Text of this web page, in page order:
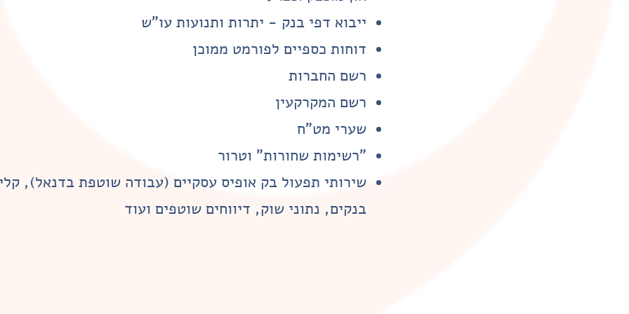
ייבוא דפי בנק - יתרות ותנועות עו"ש
דוחות כספיים לפורמט ממוכן
רשם החברות
רשם המקרקעין
שערי מט"ח
"רשימות שחורות" וטרור
שירותי תפעול בק אופיס עסקיים (עבודה שוטפת בדנאל),
בנקים, נתוני שוק, דיווחים שוטפים ועוד